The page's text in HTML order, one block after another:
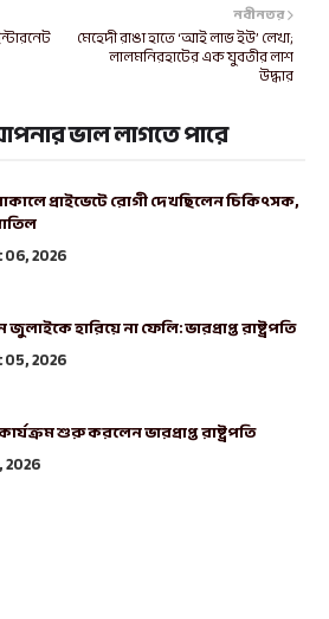
নবীনতর
মেহেদী রাঙা হাতে ‘আই লাভ ইউ’ লেখা;
লালমনিরহাটের এক যুবতীর লাশ
উদ্ধার
ভাল লাগতে পারে
প্রাইভেটে রোগী দেখছিলেন চিকিৎসক,
2026
হারিয়ে না ফেলি: ভারপ্রাপ্ত রাষ্ট্রপতি
2026
শুরু করলেন ভারপ্রাপ্ত রাষ্ট্রপতি
2026